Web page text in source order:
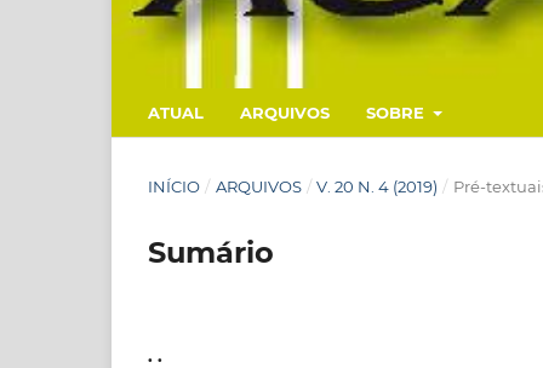
ATUAL ARQUIVOS SOBRE
INÍCIO / ARQUIVOS / V. 20 N. 4 (2019) / Pré-
Sumário
. .